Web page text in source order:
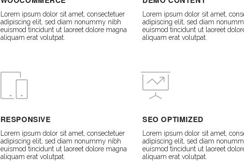
Lorem ipsum dolor sit amet, consectetuer
adipiscing elit, sed diam nonummy nibh
euismod tincidunt ut laoreet dolore magna
aliquam erat volutpat.
Lorem ipsum dolor sit amet,
adipiscing elit, sed diam
euismod tincidunt ut laoreet
aliquam erat volutpat.
RESPONSIVE
Lorem ipsum dolor sit amet, consectetuer
adipiscing elit, sed diam nonummy nibh
euismod tincidunt ut laoreet dolore magna
aliquam erat volutpat.
SEO OPTIMIZED
Lorem ipsum dolor sit amet,
adipiscing elit, sed diam
euismod tincidunt ut laoreet
aliquam erat volutpat.